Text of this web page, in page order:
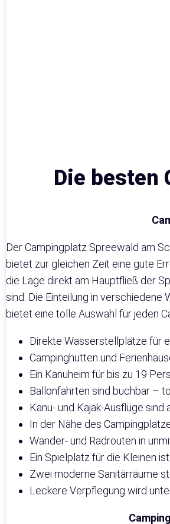
Die besten
Der Campingplatz Spreewald am
bietet zur gleichen Zeit eine gute
die Lage direkt am Hauptfließ der
sind. Die Einteilung in
bietet eine tolle Auswahl für jeden
Direkte Wasserstellplätze für
Campinghütten und
Ein Kanuheim für bis zu 19
Ballonfahrten sind buchbar –
Kanu- und Kajak-Ausflüge
In der Nähe des
Wander- und Radrouten in
Ein Spielplatz für die Kleinen
Zwei moderne Sanitärräume
Leckere Verpflegung wird